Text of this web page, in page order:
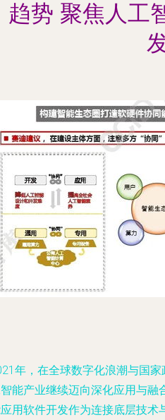
趋势 聚焦人工
年，在全球数字化浪潮与国
能产业继续迈向深化应用与融
用软件开发作为连接底层技术